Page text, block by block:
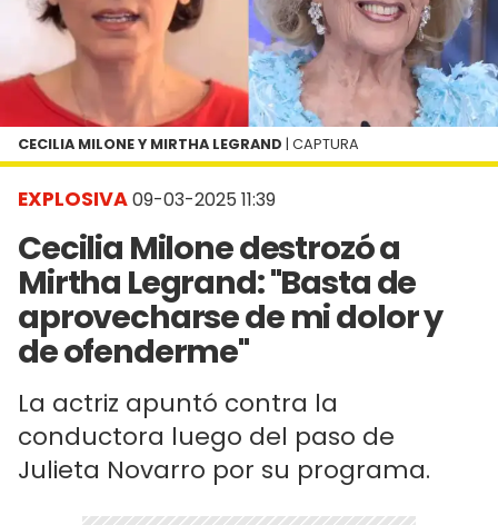
EXPLOSIVA09-03-2025 11:39
Cecilia Milone destrozó a
Mirtha Legrand: "Basta de
aprovecharse de mi dolor y
de ofenderme"
La actriz apuntó contra la
conductora luego del paso de
Julieta Novarro por su programa.
CECILIA MILONE Y MIRTHA LEGRAND | CAPTURA